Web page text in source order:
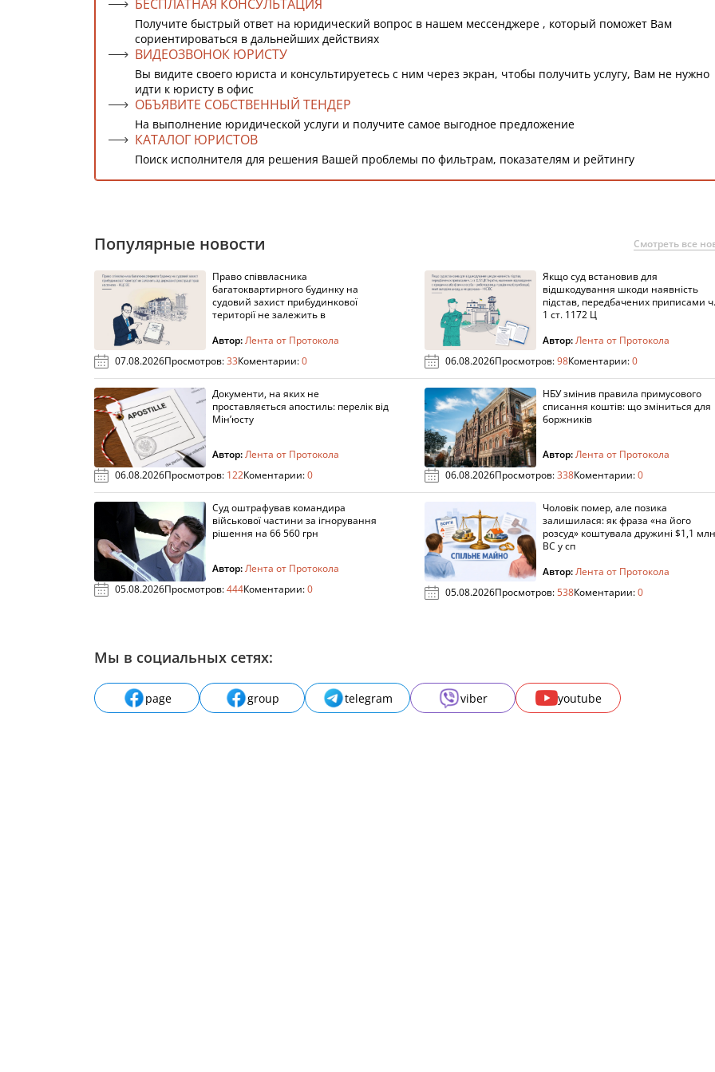
БЕСПЛАТНАЯ КОНСУЛЬТАЦИЯ
Получите быстрый ответ на юридический вопрос в нашем мессенджере , который поможет Вам
сориентироваться в дальнейших действиях
ВИДЕОЗВОНОК ЮРИСТУ
Вы видите своего юриста и консультируетесь с ним через экран, чтобы получить услугу, Вам не нужно
идти к юристу в офис
ОБЪЯВИТЕ СОБСТВЕННЫЙ ТЕНДЕР
На выполнение юридической услуги и получите самое выгодное предложение
КАТАЛОГ ЮРИСТОВ
Поиск исполнителя для решения Вашей проблемы по фильтрам, показателям и рейтингу
Популярные новости Смотреть все
Право співвласника
багатоквартирного будинку на
судовий захист прибудинкової
території не залежить в
Автор:Лента от Протокола
07.08.2026Просмотров:33Коментарии:0
Якщо суд встановив для
відшкодування шкоди наявність
підстав, передбачених приписами ч.
1 ст. 1172 Ц
Автор:Лента от Протокола
06.08.2026Просмотров:98Коментарии:0
Документи, на яких не
проставляється апостиль: перелік від
Мін’юсту
Автор:Лента от Протокола
06.08.2026Просмотров: 122Коментарии:0
НБУ змінив правила примусового
списання коштів: що зміниться для
боржників
Автор:Лента от Протокола
06.08.2026Просмотров:338Коментарии:0
Суд оштрафував командира
військової частини за ігнорування
рішення на 66 560 грн
Автор:Лента от Протокола
05.08.2026Просмотров:444Коментарии:0
Чоловік помер, але позика
залишилася: як фраза «на його
розсуд» коштувала дружині $1,1
ВС у сп
Автор:Лента от Протокола
05.08.2026Просмотров:538Коментарии:0
Мы в социальных сетях:
page group telegram viber youtube